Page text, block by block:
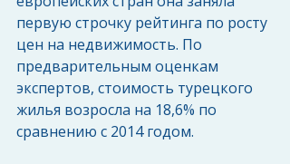
первую строчку рейтинга по росту
цен на недвижимость. По
предварительным оценкам
экспертов, стоимость турецкого
жилья возросла на 18,6% по
сравнению с 2014 годом.